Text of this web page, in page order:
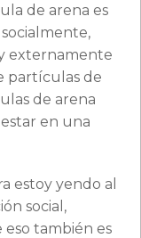
de arena es
externamente
partículas de
de arena
en una
estoy yendo al
social,
también es